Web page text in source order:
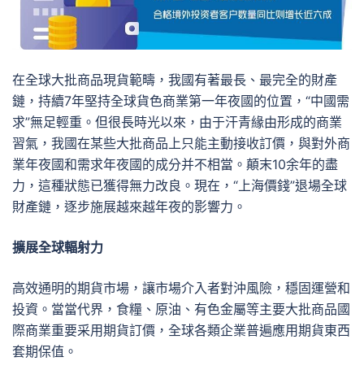
在全球大批商品現貨範疇，我國有著最長、最完全的財產
鏈，持續7年堅持全球貨色商業第一年夜國的位置，“中國需
求”無足輕重。但很長時光以來，由于汗青緣由形成的商業
習氣，我國在某些大批商品上只能主動接收訂價，與對外商
業年夜國和需求年夜國的成分并不相當。顛末10余年的盡
力，這種狀態已獲得無力改良。現在，“上海價錢”退場全球
財產鏈，逐步施展越來越年夜的影響力。
擴展全球輻射力
高效通明的期貨市場，讓市場介入者對沖風險，穩固運營和
投資。當當代界，食糧、原油、有色金屬等主要大批商品國
際商業重要采用期貨訂價，全球各類企業普遍應用期貨東西
套期保值。